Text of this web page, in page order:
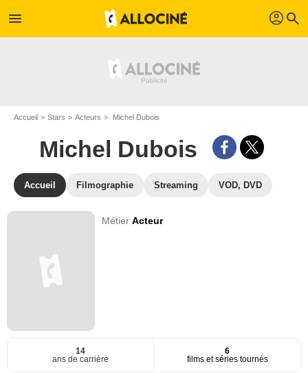
menu profil search
Accueil Stars Acteurs Michel Dubois
Michel Dubois
Accueil Filmographie Streaming VOD, DVD
MétierActeur
14
ans de carrière
6
films et séries tournés